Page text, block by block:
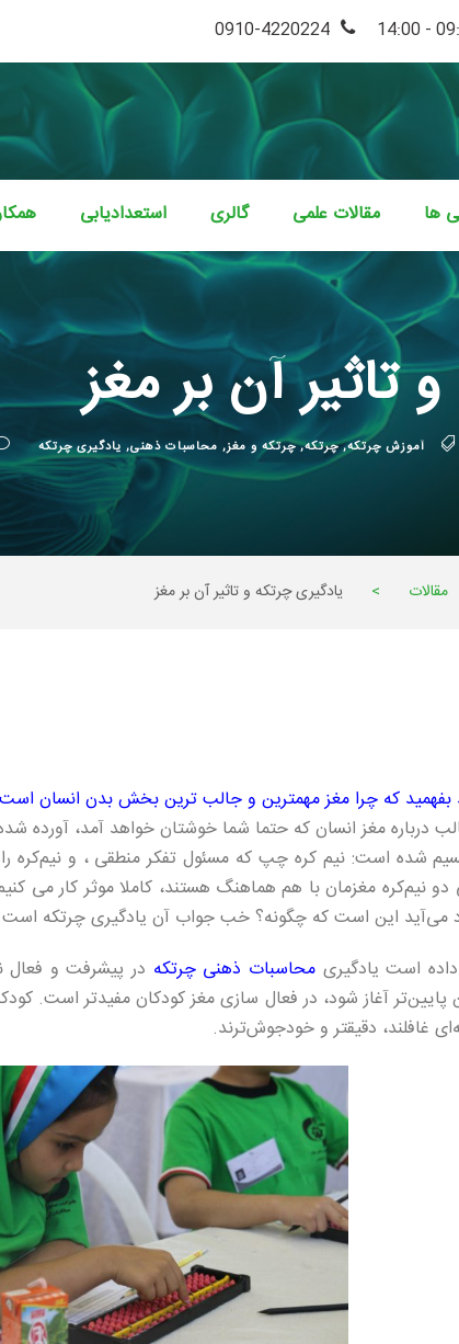
4220224-0910
ها مقالات علمی گالری استعدادیابی
تاثیر آن بر مغز
آموزش چرتکه, چرتکه, چرتکه و مغز, محاسبات ذهنی, یادگیری چرتکه
مقالات > یادگیری چرتکه و تاثیر آن بر مغز
بفهمید که چرا مغز مهمترین و جالب ترین بخش بدن انسان
درباره مغز انسان که حتما شما خوشتان خواهد آمد، آورده
شده است: نیم کره چپ که مسئول تفکر منطقی ، و نیم‌کره
نیم‌کره مغزمان با هم هماهنگ هستند، کاملا موثر کار می
می‌آید این است که چگونه؟ خب جواب آن یادگیری چرتکه
است یادگیری محاسبات ذهنی چرتکه در پیشرفت و فعال
آغاز شود، در فعال سازی مغز کودکان مفیدتر است.
غافلند، دقیقتر و خودجوش‌ترند.